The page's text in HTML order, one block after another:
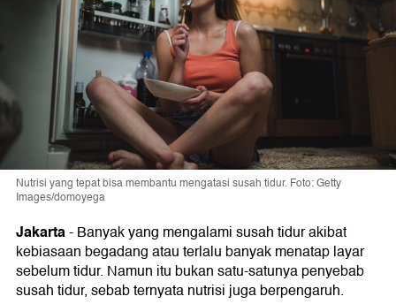
Nutrisi yang tepat bisa membantu mengatasi susah tidur. Foto: Getty
Images/domoyega
Jakarta-Banyak yang mengalami susah tidur akibat
kebiasaan begadang atau terlalu banyak menatap layar
sebelum tidur. Namun itu bukan satu-satunya penyebab
susah tidur, sebab ternyata nutrisi juga berpengaruh.